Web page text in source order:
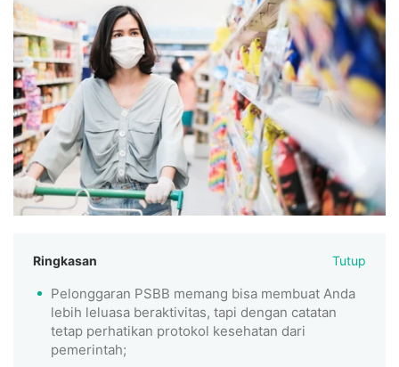
Ringkasan Tutup
Pelonggaran PSBB memang bisa membuat Anda
lebih leluasa beraktivitas, tapi dengan catatan
tetap perhatikan protokol kesehatan dari
pemerintah;